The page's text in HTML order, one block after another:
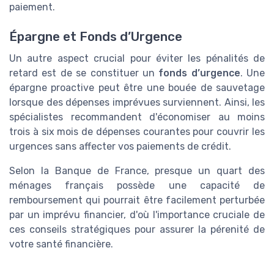
paiement.
Épargne et Fonds d’Urgence
Un autre aspect crucial pour éviter les pénalités de
retard est de se constituer un fonds d’urgence. Une
épargne proactive peut être une bouée de sauvetage
lorsque des dépenses imprévues surviennent. Ainsi, les
spécialistes recommandent d'économiser au moins
trois à six mois de dépenses courantes pour couvrir les
urgences sans affecter vos paiements de crédit.
Selon la Banque de France, presque un quart des
ménages français possède une capacité de
remboursement qui pourrait être facilement perturbée
par un imprévu financier, d'où l'importance cruciale de
ces conseils stratégiques pour assurer la pérenité de
votre santé financière.